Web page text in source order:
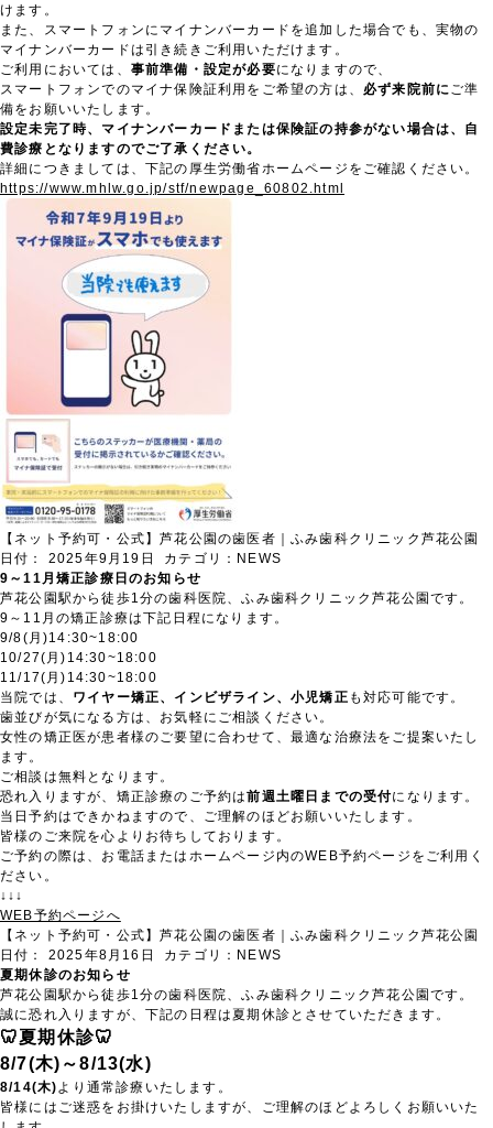
けます。
また、スマートフォンにマイナンバーカードを追加した場合でも、実物の
マイナンバーカードは引き続きご利用いただけます。
ご利用においては、 事前準備・設定が必要になりますので、
スマートフォンでのマイナ保険証利用をご希望の方は、 必ず来院前にご準
備をお願いいたします。
設定未完了時、マイナンバーカードまたは保険証の持参がない場合は、自
費診療となりますのでご了承ください。
詳細につきましては、下記の厚生労働省ホームページをご確認ください。
https://www.mhlw.go.jp/stf/newpage_60802.html
【ネット予約可・公式】芦花公園の歯医者｜ふみ歯科クリニック芦花公園
日付： 2025年9月19日 カテゴリ： NEWS
9～11月矯正診療日のお知らせ
芦花公園駅から徒歩1分の歯科医院、ふみ歯科クリニック芦花公園です。
9～11月の矯正診療は下記日程になります。
9/8(月)14:30~18:00
10/27(月)14:30~18:00
11/17(月)14:30~18:00
当院では、 ワイヤー矯正、インビザライン、小児矯正 も対応可能です。
歯並びが気になる方は、お気軽にご相談ください。
女性の矯正医が患者様のご要望に合わせて、最適な治療法をご提案いたし
ます。
ご相談は無料となります。
恐れ入りますが、矯正診療のご予約は前週土曜日までの受付になります。
当日予約はできかねますので、ご理解のほどお願いいたします。
皆様のご来院を心よりお待ちしております。
ご予約の際は、お電話またはホームページ内のWEB予約ページをご利用く
ださい。
↓↓↓
WEB予約ページへ
【ネット予約可・公式】芦花公園の歯医者｜ふみ歯科クリニック芦花公園
日付： 2025年8月16日 カテゴリ： NEWS
夏期休診のお知らせ
芦花公園駅から徒歩1分の歯科医院、ふみ歯科クリニック芦花公園です。
誠に恐れ入りますが、下記の日程は夏期休診とさせていただきます。
🦷夏期休診🦷
8/7(木)～8/13(水)
8/14(木)より通常診療いたします。
皆様にはご迷惑をお掛けいたしますが、ご理解のほどよろしくお願いいた